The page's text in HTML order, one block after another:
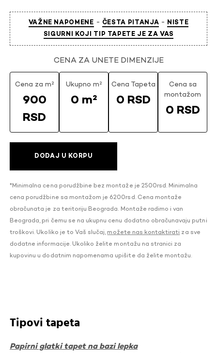
VAŽNE NAPOMENE - ČESTA PITANJA - NISTE
SIGURNI KOJI TIP TAPETE JE ZA VAS
CENA ZA UNETE DIMENZIJE
Cena za m²
900
RSD
Ukupno m²
0 m²
Cena Tapeta
0 RSD
Cena sa
montažom
0 RSD
DODAJ U KORPU
*Minimalna cena porudžbine bez montaže je 2500rsd. Minimalna
cena porudžbine sa montažom je 6200rsd. Cena montaže
obračunata je za teritoriju Beograda. Montaže radimo i van
Beograda, pri čemu se na ukupnu cenu dodatno obračunavaju putni
troškovi. Ukoliko je to Vaš slučaj, možete nas kontaktirati za sve
dodatne informacije. Ukoliko želite montažu na stranici za
kupovinu u dodatnim napomenama upišite da želite montažu.
Tipovi tapeta
Papirni glatki tapet na bazi lepka